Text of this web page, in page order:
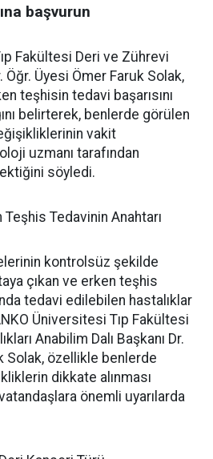
başvurun
Fakültesi Deri ve Zührevi
Öğr. Üyesi Ömer Faruk Solak,
teşhisin tedavi başarısını
belirterek, benlerde görülen
vakit
uzmanı tarafından
söyledi.
Tedavinin Anahtarı
kontrolsüz şekilde
çıkan ve erken teşhis
tedavi edilebilen hastalıklar
Üniversitesi Tıp Fakültesi
Anabilim Dalı Başkanı Dr.
Solak, özellikle benlerde
dikkate alınması
önemli uyarılarda